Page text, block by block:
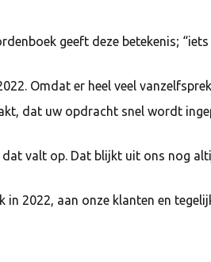
geeft deze betekenis;
Omdat er heel veel
dat uw opdracht snel wordt
valt op. Dat blijkt uit ons nog
in 2022, aan onze klanten en